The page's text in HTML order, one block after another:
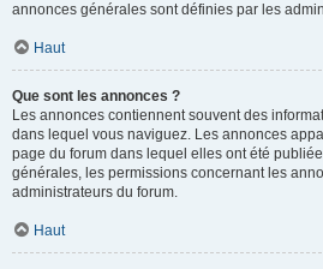
annonces générales sont définies par les
Haut
Que sont les annonces ?
Les annonces contiennent souvent des
dans lequel vous naviguez. Les annonces
page du forum dans lequel elles ont été
générales, les permissions concernant les
administrateurs du forum.
Haut